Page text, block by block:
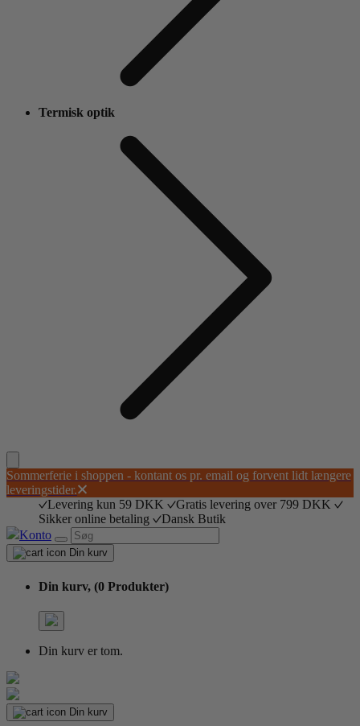
Termisk optik
Sommerferie i shoppen - kontant os pr. email og forvent lidt længere
leveringstider.
Levering kun 59 DKK
Gratis levering over 799 DKK
Sikker online betaling
Dansk Butik
Konto
Din kurv
Din kurv, (0 Produkter)
Din kurv er tom.
Din kurv